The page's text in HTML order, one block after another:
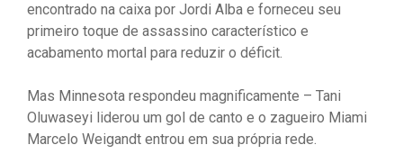
encontrado na caixa por Jordi Alba e forneceu seu
primeiro toque de assassino característico e
acabamento mortal para reduzir o déficit.
Mas Minnesota respondeu magnificamente – Tani
Oluwaseyi liderou um gol de canto e o zagueiro Miami
Marcelo Weigandt entrou em sua própria rede.